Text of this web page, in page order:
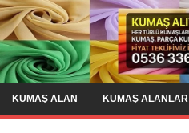
KUMAŞ ALAN KUMAŞ ALANLAR